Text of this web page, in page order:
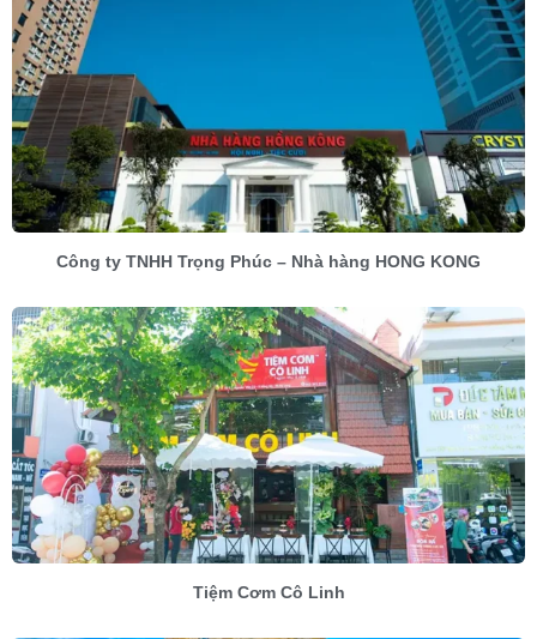
Công ty TNHH Trọng Phúc – Nhà hàng HONG KONG
Tiệm Cơm Cô Linh